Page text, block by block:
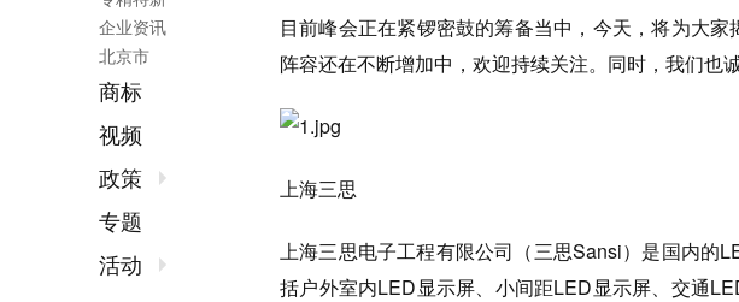
目前峰会正在紧锣密鼓的筹备当中，今天，将为大
阵容还在不断增加中，欢迎持续关注。同时，我们也
上海三思
上海三思电子工程有限公司（三思Sansi）是国内的
括户外室内LED显示屏、小间距LED显示屏、交通
企业资讯
北京市
商标
视频
政策
专题
活动